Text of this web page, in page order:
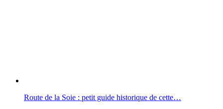
Route de la Soie : petit guide historique de cette…